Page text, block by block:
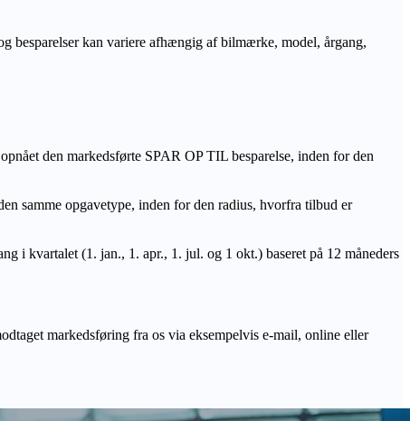
besparelser kan variere afhængig af bilmærke, model, årgang,
den markedsførte SPAR OP TIL besparelse, inden for den
samme opgavetype, inden for den radius, hvorfra tilbud er
i kvartalet (1. jan., 1. apr., 1. jul. og 1 okt.) baseret på 12 måneders
markedsføring fra os via eksempelvis e-mail, online eller